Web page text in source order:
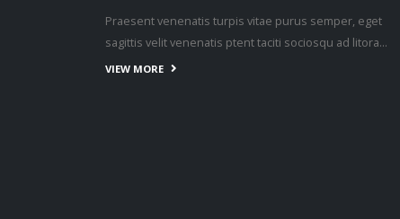
Praesent venenatis turpis vitae purus semper, eget
sagittis velit venenatis ptent taciti sociosqu ad litora…
VIEW MORE